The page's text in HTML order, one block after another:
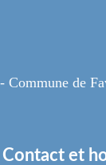
Commune de
Contact et